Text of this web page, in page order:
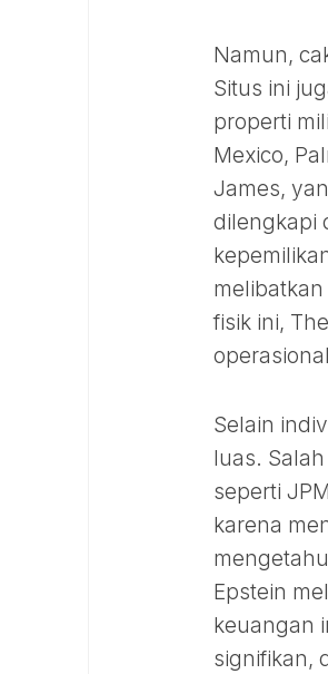
Namun,
Situs ini
properti
Mexico,
James,
dilengkapi
fisik ini,
Selain
luas.
seperti
karena
Epstein
keuangan
signifikan,